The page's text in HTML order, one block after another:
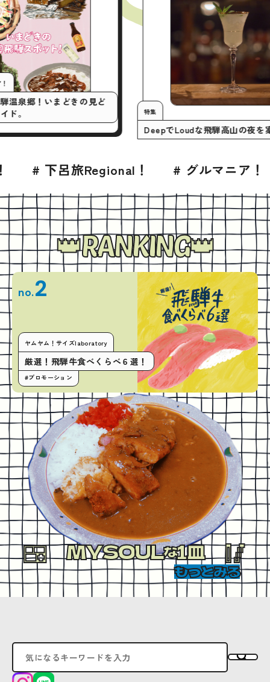
くとこマニア！
ツい奥飛騨温泉郷！いまどきの見ど
ットガイド。
DeepでLoudな飛騨
！ # グルマニア！ # BLESS
RANKING
no.2
ヤムヤム！サイズlaboratory
厳選！飛騨牛食べくらべ６選！
#プロモーション
MYSOULな1皿
もっとみる